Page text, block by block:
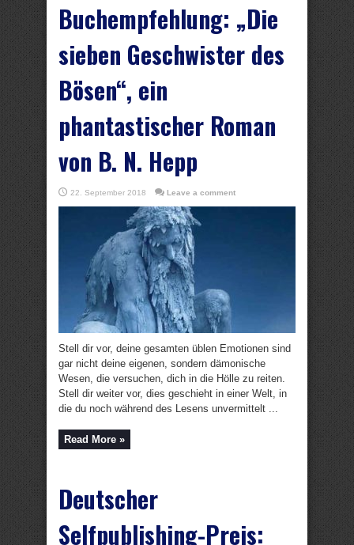
Buchempfehlung: „Die
sieben Geschwister des
Bösen“, ein
phantastischer Roman
von B. N. Hepp
22. September 2018 Leave a comment
Stell dir vor, deine gesamten üblen Emotionen sind
gar nicht deine eigenen, sondern dämonische
Wesen, die versuchen, dich in die Hölle zu reiten.
Stell dir weiter vor, dies geschieht in einer Welt, in
die du noch während des Lesens unvermittelt ...
Read More »
Deutscher
Selfpublishing-Preis: